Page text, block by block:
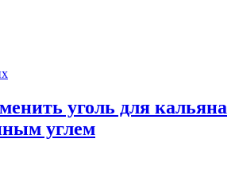
уголь для кальяна
углем